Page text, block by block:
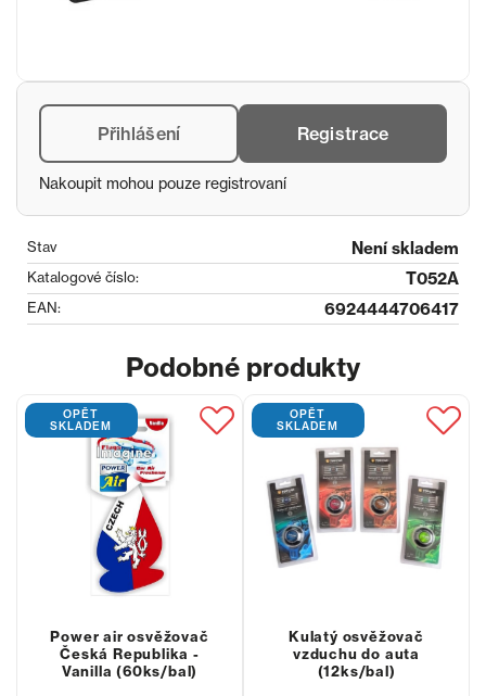
Přihlášení Registrace
Nakoupit mohou pouze registrovaní
Stav Není skladem
Katalogové číslo: T052A
EAN: 6924444706417
Podobné produkty
OPĚT
SKLADEM
Power air osvěžovač
Česká Republika -
Vanilla (60ks/bal)
OPĚT
SKLADEM
Kulatý osvěžovač
vzduchu do auta
(12ks/bal)